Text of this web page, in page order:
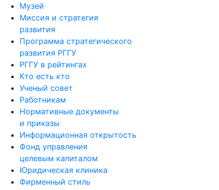
Музей
Миссия и стратегия
развития
Программа стратегического
развития РГГУ
РГГУ в рейтингах
Кто есть кто
Ученый совет
Работникам
Нормативные документы
и приказы
Информационная открытость
Фонд управления
целевым капиталом
Юридическая клиника
Фирменный стиль